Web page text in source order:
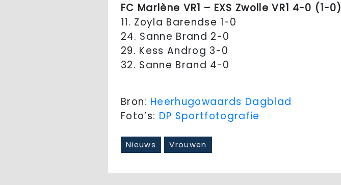
FC Marlène VR1 – EXS Zwolle VR1 4-0 (1-0)
11. Zoyla Barendse 1-0
24. Sanne Brand 2-0
29. Kess Androg 3-0
32. Sanne Brand 4-0
Bron: Heerhugowaards Dagblad
Foto’s: DP Sportfotografie
Nieuws Vrouwen